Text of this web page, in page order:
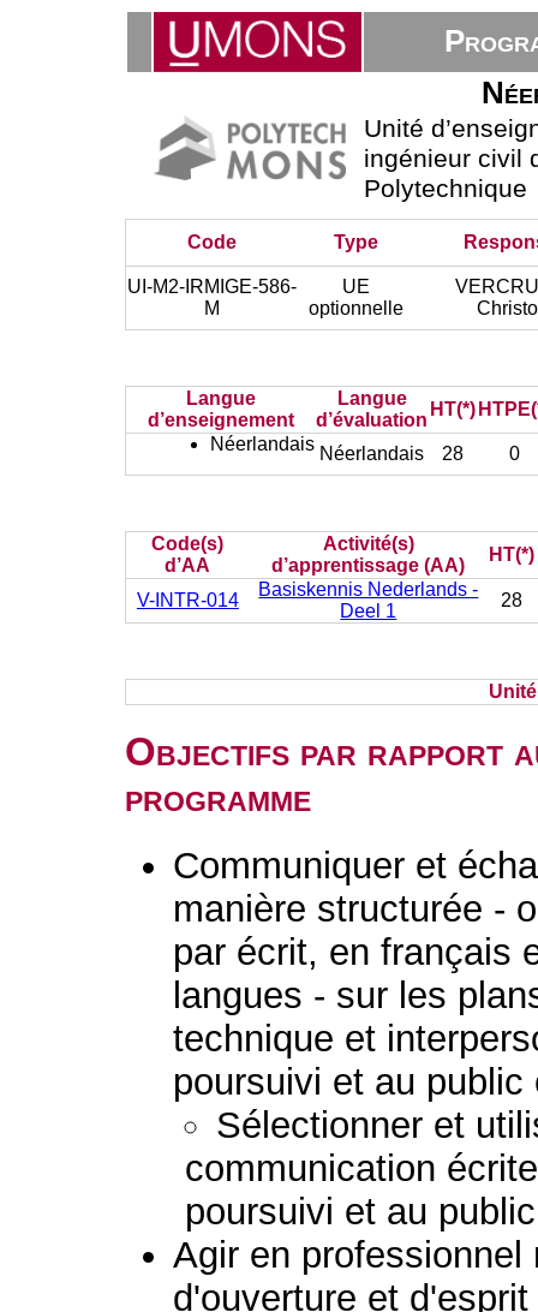
Unité
ingénieur civil
Polytechnique
Code Type
UI-M2-IRMIGE-586-
M
UE
optionnelle
Langue
d’enseignement
Langue
d’évaluation
HT(*)
Néerlandais Néerlandais 28 0
Code(s)
d’AA
Activité(s)
d’apprentissage (AA)
HT(*)
V-INTR-014
Basiskennis Nederlands -
Deel 1
28
Objectifs par rapport
programme
Communiquer et
manière structurée -
par écrit, en français
langues - sur les
technique et
poursuivi et au public
Sélectionner et
communication
poursuivi et au
Agir en
d'ouverture et